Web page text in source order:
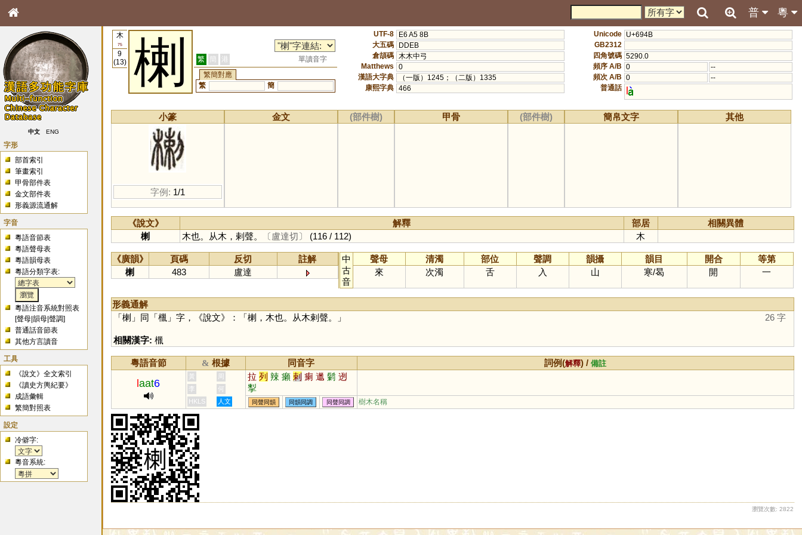
粵
普
中文 ENG
字形
部首索引
筆畫索引
甲骨部件表
金文部件表
形義源流通解
字音
粵語音節表
粵語聲母表
粵語韻母表
粵語分類字表:
粵語注音系統對照表
[聲母 |韻母 |聲調]
普通話音節表
其他方言讀音
工具
《說文》全文索引
《讀史方輿紀要》
成語彙輯
繁簡對照表
設定
冷僻字:
粵音系統:
木
75
9
(13)
楋 繁 簡 港
單讀音字
繁簡對應
繁
簡
UTF-8
E6 A5 8B
大五碼
DDEB
倉頡碼
木木中弓
Matthews
0
漢語大字典
（一版）1245；（二版）1335
康熙字典 466
Unicode U+694B
GB2312
四角號碼 5290.0
頻序 A/B 0
--
頻次 A/B 0
--
普通話 l
小篆
字例: 1/1
金文 (部件樹) 甲骨 (部件樹) 簡帛文字 其他
《說文》 解釋 部居
相關異體
楋
木也。从木，剌聲。 〔盧達切〕 (116 / 112) 木
《廣韻》 頁碼 反切
註解
楋
483 盧達
中
古
音
聲母 清濁 部位 聲調 韻攝 韻目 開合
等第
來
次濁 舌 入 山 寒/曷 開 一
形義通解
「楋 」同「㯿」字，《說文》：「楋，木也。从木剌聲。」 26 字
相關漢字: 㯿
粵語音節 & 根據 同音字 詞例(解釋) /備註
laat6
黃 周 拉 列 辣 癩 剌 瘌 邋 鬎 迾
揧
李
何
HKLS
人文 同聲同韻 同韻同調 同聲同調 樹木名稱
瀏覽次數: 2822